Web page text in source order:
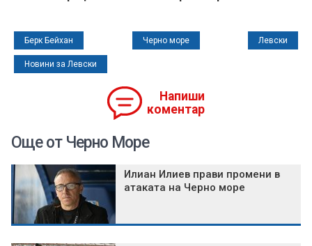
Берк Бейхан Черно море Левски
Новини за Левски
Напиши
коментар
Още от Черно Море
Илиан Илиев прави промени в
атаката на Черно море